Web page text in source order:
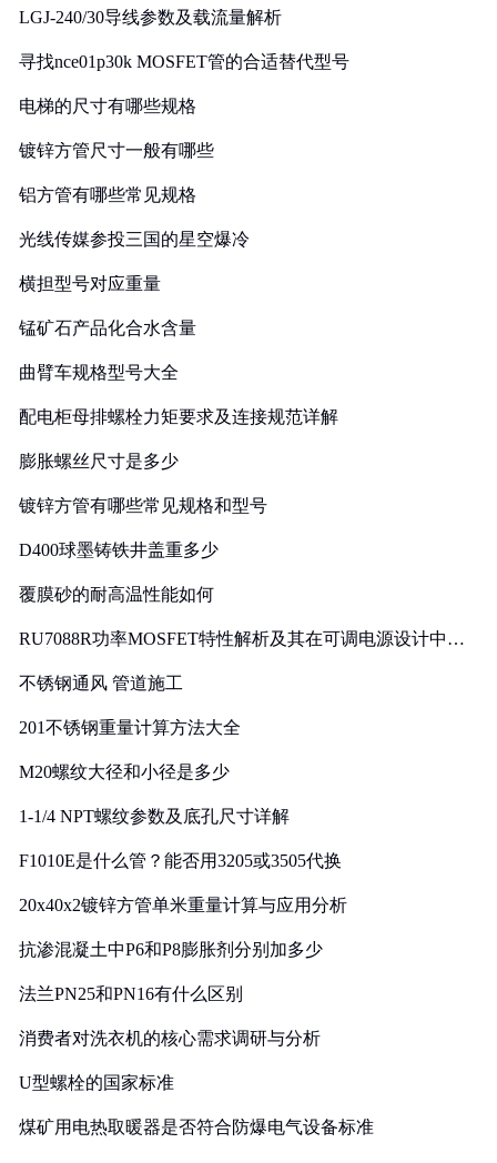
LGJ-240/30导线参数及载流量解析
寻找nce01p30k MOSFET管的合适替代型号
电梯的尺寸有哪些规格
镀锌方管尺寸一般有哪些
铝方管有哪些常见规格
光线传媒参投三国的星空爆冷
横担型号对应重量
锰矿石产品化合水含量
曲臂车规格型号大全
配电柜母排螺栓力矩要求及连接规范详解
膨胀螺丝尺寸是多少
镀锌方管有哪些常见规格和型号
D400球墨铸铁井盖重多少
覆膜砂的耐高温性能如何
RU7088R功率MOSFET特性解析及其在可调电源设计中的
不锈钢通风 管道施工
201不锈钢重量计算方法大全
M20螺纹大径和小径是多少
1-1/4 NPT螺纹参数及底孔尺寸详解
F1010E是什么管？能否用3205或3505代换
20x40x2镀锌方管单米重量计算与应用分析
抗渗混凝土中P6和P8膨胀剂分别加多少
法兰PN25和PN16有什么区别
消费者对洗衣机的核心需求调研与分析
U型螺栓的国家标准
煤矿用电热取暖器是否符合防爆电气设备标准